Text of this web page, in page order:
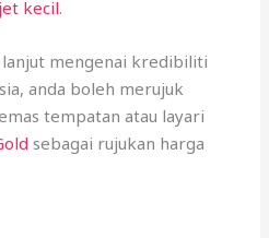
kecil.
lanjut mengenai kredibiliti
anda boleh merujuk
tempatan atau layari
sebagai rujukan harga